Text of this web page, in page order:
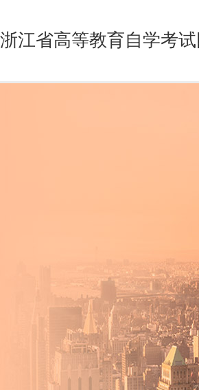
浙江省高等教育自学考